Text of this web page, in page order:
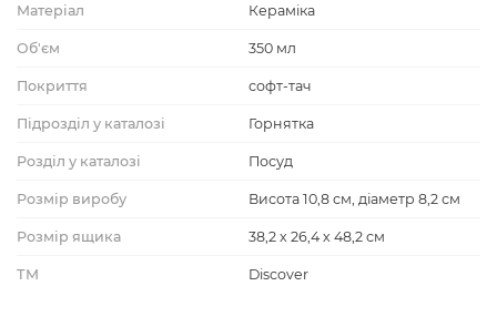
Матеріал Кераміка
Об'єм 350 мл
Покриття софт-тач
Підрозділ у каталозі Горнятка
Розділ у каталозі Посуд
Розмір виробу Висота 10,8 см, діаметр 8,2 см
Розмір ящика 38,2 х 26,4 х 48,2 см
ТМ Discover